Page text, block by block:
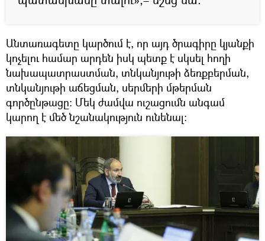
Անտառագետը կարծում է, որ այդ ծրագիրը կյանքի
կոչելու համար արդեն իսկ պետք է սկսել հողի
նախապատրաստման, տնկանյութի ձեռքբերման,
տնկանյութի աճեցման, սերմերի մթերման
գործընթացը: Մեկ ժամվա ուշացումն անգամ
կարող է մեծ նշանակություն ունենալ: